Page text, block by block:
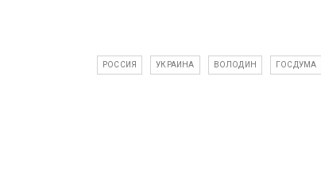
РОССИЯ УКРАИНА ВОЛОДИН ГОСДУМА